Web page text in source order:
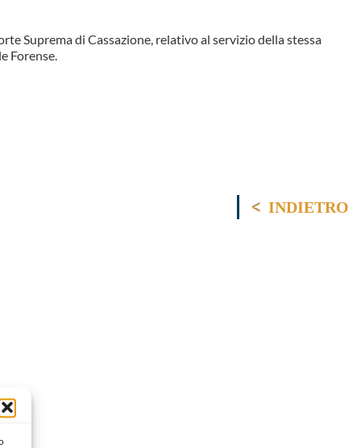
Suprema di Cassazione, relativo al servizio della stessa
Forense.
INDIETRO